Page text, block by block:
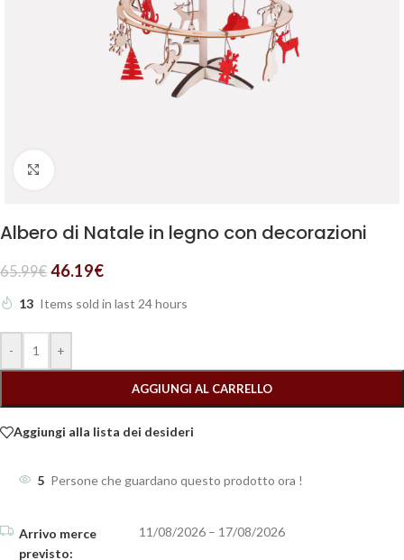
Albero di Natale in legno con decorazioni
65.99€ 46.19€
13 Items sold in last 24 hours
- +
AGGIUNGI AL CARRELLO
Aggiungi alla lista dei desideri
5 Persone che guardano questo prodotto ora !
11/08/2026 – 17/08/2026